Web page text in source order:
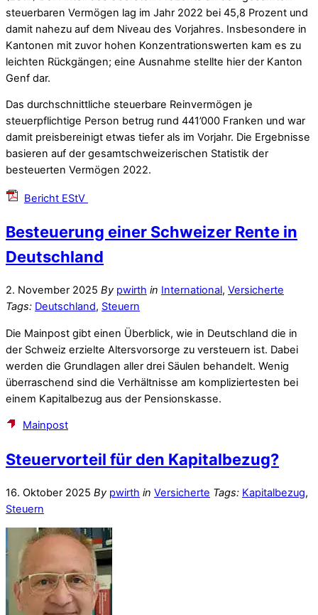
steuerbaren Vermögen lag im Jahr 2022 bei 45,8 Prozent und
damit nahezu auf dem Niveau des Vorjahres. Insbesondere in
Kantonen mit zuvor hohen Konzentrationswerten kam es zu
leichten Rückgängen; eine Ausnahme stellte hier der Kanton
Genf dar.
Das durchschnittliche steuerbare Reinvermögen je
steuerpflichtige Person betrug rund 441’000 Franken und war
damit preisbereinigt etwas tiefer als im Vorjahr. Die Ergebnisse
basieren auf der gesamtschweizerischen Statistik der
besteuerten Vermögen 2022.
Bericht EStV
Besteuerung einer Schweizer Rente in
Deutschland
2. November 2025 By pwirth in International, Versicherte
Tags: Deutschland, Steuern
Die Mainpost gibt einen Überblick, wie in Deutschland die in
der Schweiz erzielte Altersvorsorge zu versteuern ist. Dabei
werden die Grundlagen aller drei Säulen behandelt. Wenig
überraschend sind die Verhältnisse am kompliziertesten bei
einem Kapitalbezug aus der Pensionskasse.
Mainpost
Steuervorteil für den Kapitalbezug?
16. Oktober 2025 By pwirth in Versicherte Tags: Kapitalbezug,
Steuern